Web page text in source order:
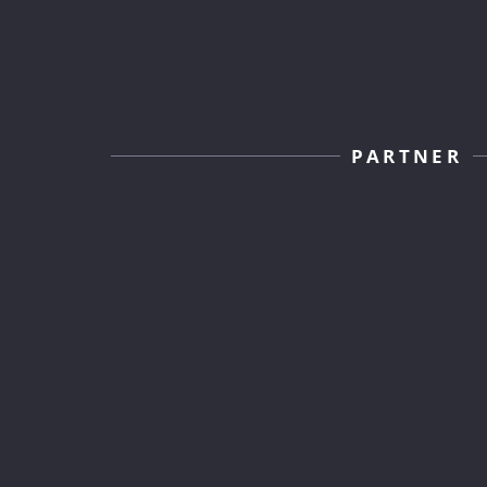
PARTNER